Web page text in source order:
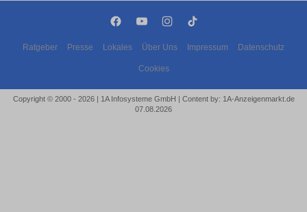
Ratgeber Presse Lokales Über Uns Impressum Datenschutz
Cookies
Copyright © 2000 - 2026 | 1A Infosysteme GmbH | Content by: 1A-Anzeigenmarkt.de
07.08.2026